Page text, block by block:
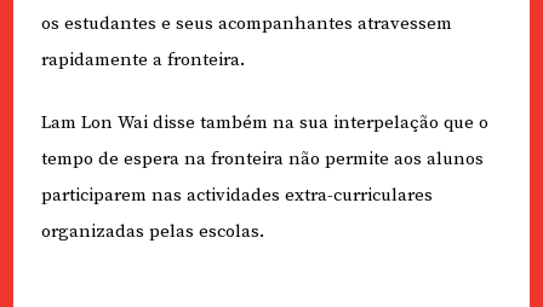
os estudantes e seus acompanhantes atravessem
rapidamente a fronteira.
Lam Lon Wai disse também na sua interpelação que o
tempo de espera na fronteira não permite aos alunos
participarem nas actividades extra-curriculares
organizadas pelas escolas.